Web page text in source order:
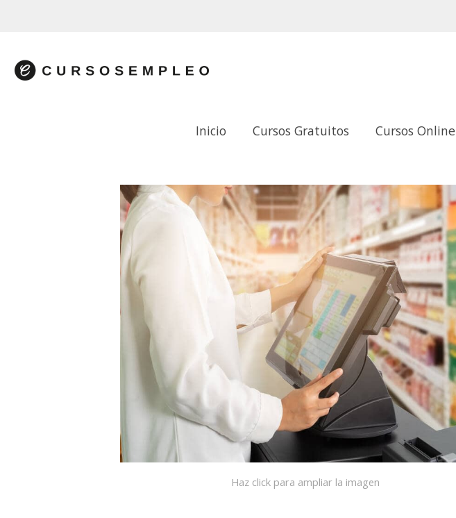
Inicio Cursos Gratuitos Cursos Online
Haz click para ampliar la imagen